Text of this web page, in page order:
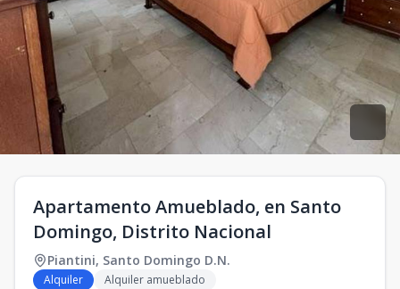
Apartamento Amueblado, en Santo
Domingo, Distrito Nacional
Piantini, Santo Domingo D.N.
Alquiler Alquiler amueblado